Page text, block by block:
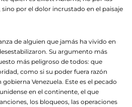
por el dolor incrustado en el paisaje
de alguien que jamás ha vivido en
Su argumento más
más peligroso de todos: que
como si su poder fuera razón
Venezuela. Este es el pecado
en el continente, el que
los bloqueos, las operaciones